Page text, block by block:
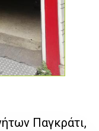
Παγκράτι,